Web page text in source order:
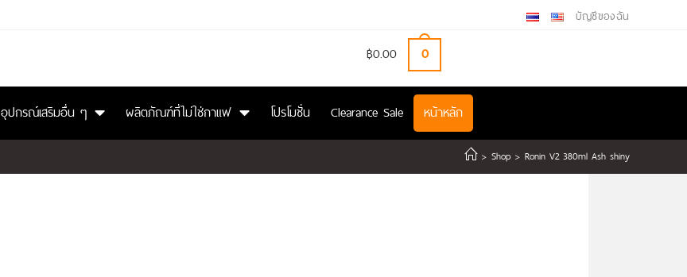
บัญชีของฉัน
฿0.00 0
อุปกรณ์เสริมอื่น ๆ ผลิตภัณฑ์ที่ไม่ใช่กาแฟ โปรโมชั่น Clearance Sale หน้าหลัก
> Shop > Ronin V2 380ml Ash shiny